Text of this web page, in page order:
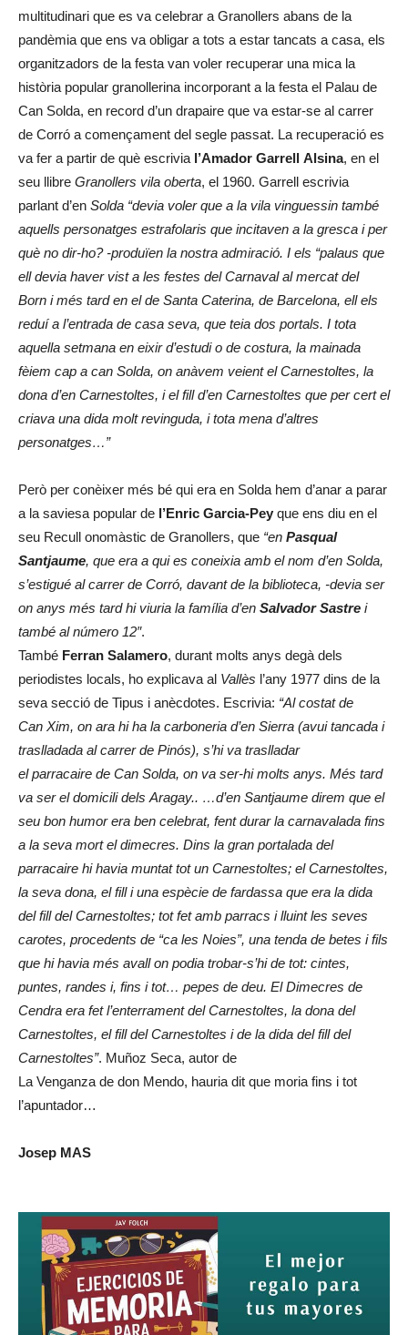
multitudinari que es va celebrar a Granollers abans de la
pandèmia que ens va obligar a tots a estar tancats a casa, els
organitzadors de la festa van voler recuperar una mica la
història popular granollerina incorporant a la festa el Palau de
Can Solda, en record d’un drapaire que va estar-se al carrer
de Corró a començament del segle passat. La recuperació es
va fer a partir de què escrivia l’Amador Garrell Alsina, en el
seu llibre Granollers vila oberta, el 1960. Garrell escrivia
parlant d’en Solda “devia voler que a la vila vinguessin també
aquells personatges estrafolaris que incitaven a la gresca i per
què no dir-ho? -produïen la nostra admiració. I els “palaus que
ell devia haver vist a les festes del Carnaval al mercat del
Born i més tard en el de Santa Caterina, de Barcelona, ell els
reduí a l’entrada de casa seva, que teia dos portals. I tota
aquella setmana en eixir d’estudi o de costura, la mainada
fèiem cap a can Solda, on anàvem veient el Carnestoltes, la
dona d’en Carnestoltes, i el fill d’en Carnestoltes que per cert el
criava una dida molt revinguda, i tota mena d’altres
personatges…”
Però per conèixer més bé qui era en Solda hem d’anar a parar
a la saviesa popular de l’Enric Garcia-Pey que ens diu en el
seu Recull onomàstic de Granollers, que “en Pasqual
Santjaume, que era a qui es coneixia amb el nom d’en Solda,
s’estigué al carrer de Corró, davant de la biblioteca, -devia ser
on anys més tard hi viuria la família d’en Salvador Sastre i
també al número 12″.
També Ferran Salamero, durant molts anys degà dels
periodistes locals, ho explicava al Vallès l’any 1977 dins de la
seva secció de Tipus i anècdotes. Escrivia: “Al costat de
Can Xim, on ara hi ha la carboneria d’en Sierra (avui tancada i
traslladada al carrer de Pinós), s’hi va traslladar
el parracaire de Can Solda, on va ser-hi molts anys. Més tard
va ser el domicili dels Aragay.. …d’en Santjaume direm que el
seu bon humor era ben celebrat, fent durar la carnavalada fins
a la seva mort el dimecres. Dins la gran portalada del
parracaire hi havia muntat tot un Carnestoltes; el Carnestoltes,
la seva dona, el fill i una espècie de fardassa que era la dida
del fill del Carnestoltes; tot fet amb parracs i lluint les seves
carotes, procedents de “ca les Noies”, una tenda de betes i fils
que hi havia més avall on podia trobar-s’hi de tot: cintes,
puntes, randes i, fins i tot… pepes de deu. El Dimecres de
Cendra era fet l’enterrament del Carnestoltes, la dona del
Carnestoltes, el fill del Carnestoltes i de la dida del fill del
Carnestoltes”. Muñoz Seca, autor de
La Venganza de don Mendo, hauria dit que moria fins i tot
l’apuntador…
Josep MAS